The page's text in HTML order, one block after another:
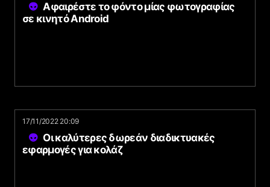
Αφαιρέστε το φόντο μίας φωτογραφίας
σε κινητό Android
17/11/2022 20:09
Οι καλύτερες δωρεάν διαδικτυακές
εφαρμογές για κολάζ